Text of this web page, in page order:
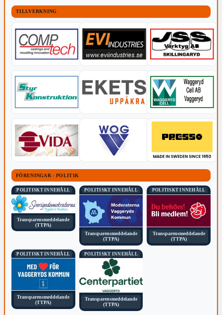
TILLVERKNING
FÖRENINGAR - POLITIK
POLITISKT INNEHÅLL
Transparensmeddelande
(TTPA)
POLITISKT INNEHÅLL
Transparensmeddelande
(TTPA)
POLITISKT INNEHÅLL
Transparensmeddelande
(TTPA)
POLITISKT INNEHÅLL
Transparensmeddelande
(TTPA)
POLITISKT INNEHÅLL
Transparensmeddelande
(TTPA)